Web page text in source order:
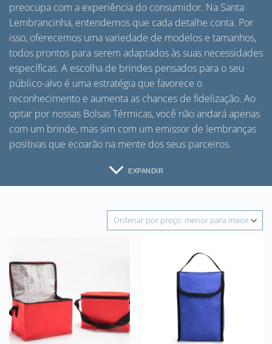
EXPANDIR
preocupa com a experiência do consumidor. Na Santa
Lembrancinha, entendemos que cada detalhe conta. Por
isso, oferecemos uma variedade de modelos e tamanhos,
todos prontos para serem adaptados às suas necessidades
específicas. A escolha de brindes pensados para o seu
público-alvo é uma estratégia que favorece o
reconhecimento e aumenta as chances de fidelização. Ao
optar por nossas Bolsas Térmicas, você não andará apenas
com um brinde, mas sim com um emissor de lembranças
positivas que ecoarão na mente dos seus parceiros.